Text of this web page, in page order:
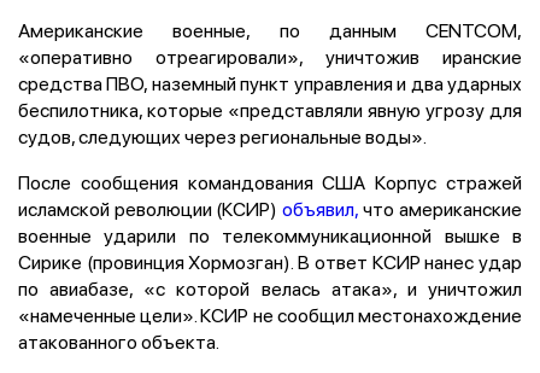
Американские военные, по данным CENTCOM,
«оперативно отреагировали», уничтожив иранские
средства ПВО, наземный пункт управления и два ударных
беспилотника, которые «представляли явную угрозу для
судов, следующих через региональные воды».
После сообщения командования США Корпус стражей
исламской революции (КСИР) объявил,что американские
военные ударили по телекоммуникационной вышке в
Сирике (провинция Хормозган). В ответ КСИР нанес удар
по авиабазе, «с которой велась атака», и уничтожил
«намеченные цели». КСИР не сообщил ​местонахождение
атакованного объекта.